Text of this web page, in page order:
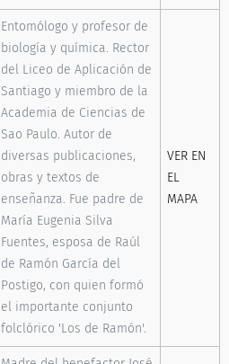
Entomólogo y profesor de
biología y química. Rector
del Liceo de Aplicación de
Santiago y miembro de la
Academia de Ciencias de
Sao Paulo. Autor de
diversas publicaciones,
obras y textos de
enseñanza. Fue padre de
María Eugenia Silva
Fuentes, esposa de Raúl
de Ramón García del
Postigo, con quien formó
el importante conjunto
folclórico 'Los de Ramón'.
VER EN
EL
MAPA